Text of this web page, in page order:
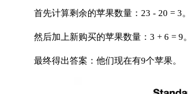
首先计算剩余的苹果数量：23 - 20 = 3。
然后加上新购买的苹果数量：3 + 6 = 9。
最终得出答案：他们现在有9个苹果。